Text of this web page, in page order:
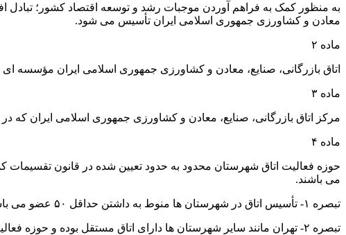
به منظور کمک به فراهم آوردن موجبات رشد و توسعه اقتصاد کشور؛ تبادل
معادن و کشاورزی جمهوری اسلامی ایران تأسیس می شود.
ماده ۲
اتاق بازرگانی، صنایع، معادن و کشاورزی جمهوری اسلامی ایران
ماده ۳
مرکز اتاق بازرگانی، صنایع، معادن و کشاورزی جمهوری اسلامی ایران که در
ماده ۴
حوزه فعالیت اتاق شهرستان محدود به حدود تعیین شده در قانون
می باشند.
تبصره ۱- تأسیس اتاق در شهرستان ها منوط به داشتن حداقل ۵۰ عضو می باشد.
تبصره ۲- تهران مانند سایر شهرستان ها دارای اتاق مستقل بوده و حوزه فعالیت و شرح وظایـف آن بــا بقیه اتاق ها یکسان است.